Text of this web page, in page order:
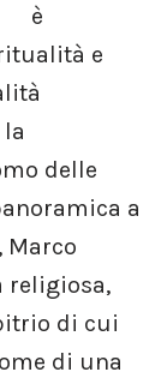
è
e
delle
a
Marco
religiosa,
di cui
di una